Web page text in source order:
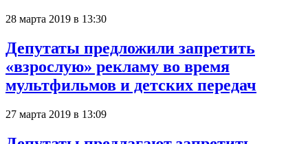
28 марта 2019 в 13:30
Депутаты предложили запретить
«взрослую» рекламу во время
мультфильмов и детских передач
27 марта 2019 в 13:09